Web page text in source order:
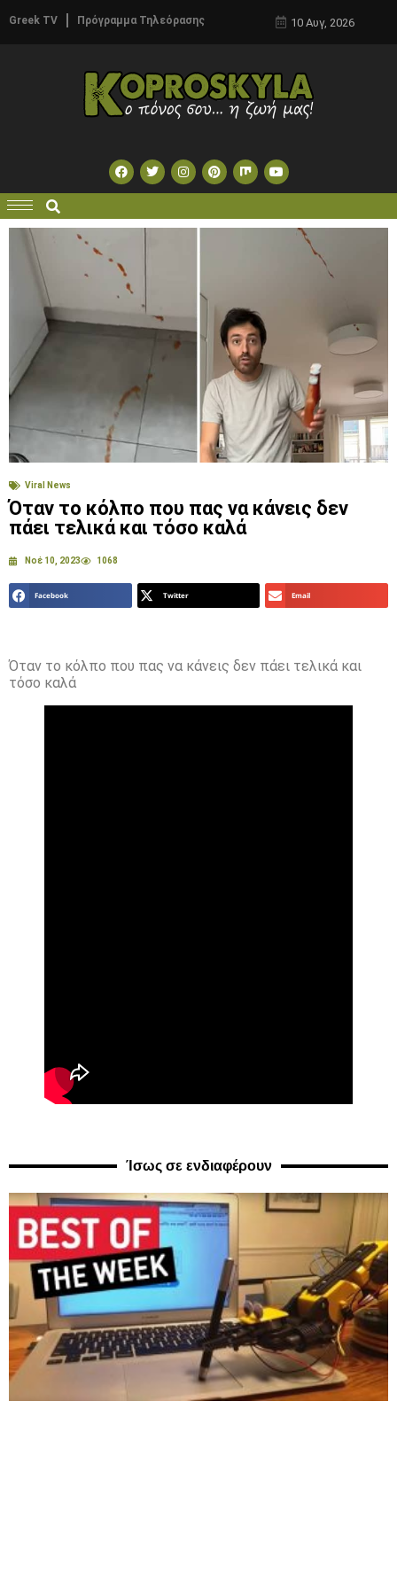
Greek TV Πρόγραμμα Τηλεόρασης 10 Αυγ, 2026
Viral News
Όταν το κόλπο που πας να κάνεις δεν
πάει τελικά και τόσο καλά
Νοέ 10, 2023 1068
Facebook Twitter Email
Όταν το κόλπο που πας να κάνεις δεν πάει τελικά και
τόσο καλά
Ίσως σε ενδιαφέρουν